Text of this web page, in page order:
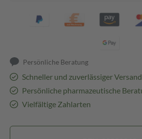
Persönliche Beratung
Schneller und zuverlässiger
Persönliche pharmazeutische
Vielfältige Zahlarten